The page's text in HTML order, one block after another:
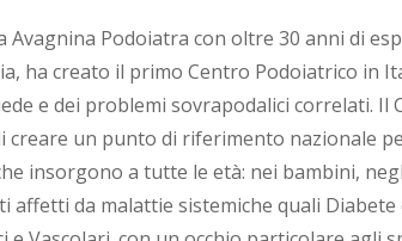
Avagnina Podoiatra con oltre 30 anni di
ha creato il primo Centro Podoiatrico in
e dei problemi sovrapodalici correlati. Il
creare un punto di riferimento nazionale
insorgono a tutte le età: nei bambini,
affetti da malattie sistemiche quali